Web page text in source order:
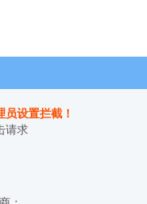
设置拦截！
请求